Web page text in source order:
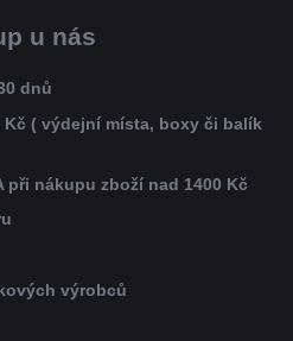
u nás
dnů
( výdejní místa, boxy či balík
při nákupu zboží nad 1400 Kč
výrobců